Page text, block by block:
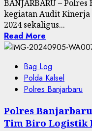
BANJARBARU –
kegiatan Audit
2024 sekaligus...
Read More
Bag Log
Polda Kalsel
Polres Banjarbaru
Polres
Tim Biro Logistik